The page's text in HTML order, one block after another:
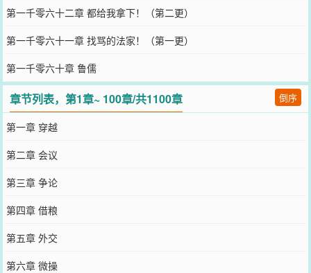
第一千零六十二章 都给我拿下！（第二更）
第一千零六十一章 找骂的法家！（第一更）
第一千零六十章 鲁儒
章节列表，第1章~ 100章/共1100章 倒序
第一章 穿越
第二章 会议
第三章 争论
第四章 借粮
第五章 外交
第六章 微操